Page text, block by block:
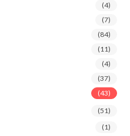
(4)
(7)
(84)
(11)
(4)
(37)
(43)
(51)
(1)